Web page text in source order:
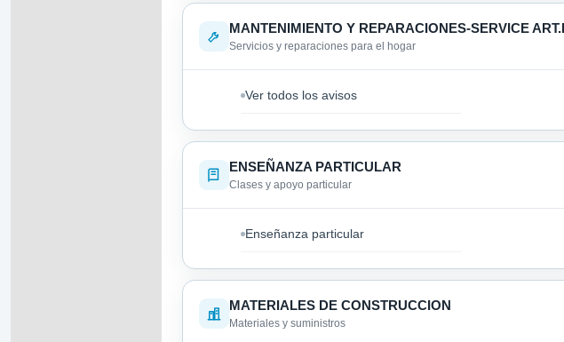
MANTENIMIENTO Y REPARACIONES-SERVICE
Servicios y reparaciones para el hogar
Ver todos los avisos
ENSEÑANZA PARTICULAR
Clases y apoyo particular
Enseñanza particular
MATERIALES DE CONSTRUCCION
Materiales y suministros